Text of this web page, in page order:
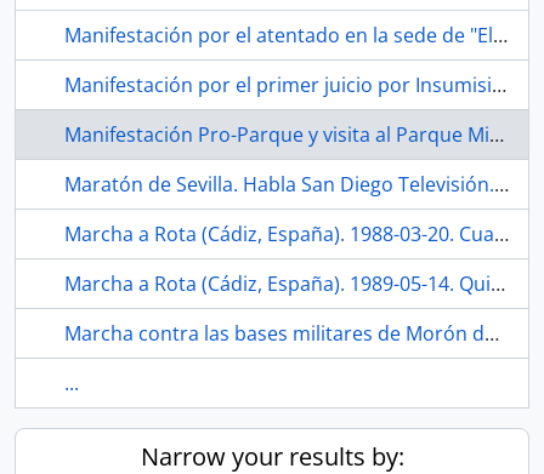
Manifestación por el atentado en la sede de "El Papus". 1977. Madrid (España)
Manifestación por el primer juicio por Insumisión en España. 1991-01-21. Albacete (España).
Manifestación Pro-Parque y visita al Parque Miraflores. 1991. Sevilla (España).
Maratón de Sevilla. Habla San Diego Televisión. 1991-02. Sevilla (España).
Marcha a Rota (Cádiz, España). 1988-03-20. Cuarta Marcha
Marcha a Rota (Cádiz, España). 1989-05-14. Quinta Marcha
Marcha contra las bases militares de Morón de la Frontera (Sevilla, España). 1988-10-30
...
Narrow your results by: